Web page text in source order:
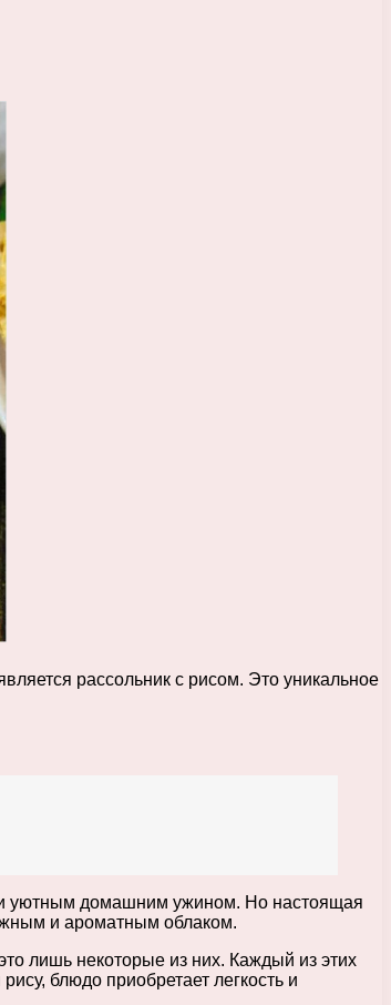
рассольник с рисом. Это уникальное
и уютным домашним ужином. Но настоящая
и ароматным облаком.
лишь некоторые из них. Каждый из этих
блюдо приобретает легкость и